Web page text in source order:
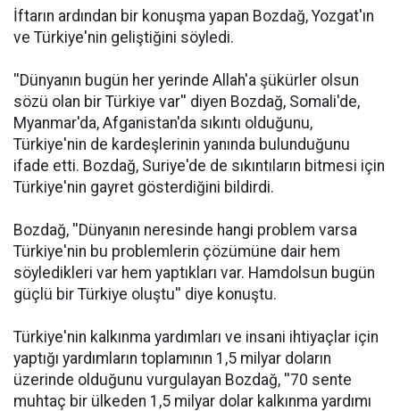
İftarın ardından bir konuşma yapan Bozdağ, Yozgat'ın
ve Türkiye'nin geliştiğini söyledi.
''Dünyanın bugün her yerinde Allah'a şükürler olsun
sözü olan bir Türkiye var'' diyen Bozdağ, Somali'de,
Myanmar'da, Afganistan'da sıkıntı olduğunu,
Türkiye'nin de kardeşlerinin yanında bulunduğunu
ifade etti. Bozdağ, Suriye'de de sıkıntıların bitmesi için
Türkiye'nin gayret gösterdiğini bildirdi.
Bozdağ, ''Dünyanın neresinde hangi problem varsa
Türkiye'nin bu problemlerin çözümüne dair hem
söyledikleri var hem yaptıkları var. Hamdolsun bugün
güçlü bir Türkiye oluştu'' diye konuştu.
Türkiye'nin kalkınma yardımları ve insani ihtiyaçlar için
yaptığı yardımların toplamının 1,5 milyar doların
üzerinde olduğunu vurgulayan Bozdağ, ''70 sente
muhtaç bir ülkeden 1,5 milyar dolar kalkınma yardımı